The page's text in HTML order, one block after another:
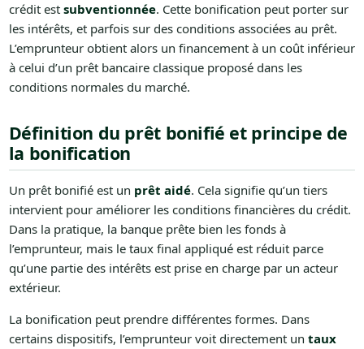
crédit est subventionnée. Cette bonification peut porter sur
les intérêts, et parfois sur des conditions associées au prêt.
L’emprunteur obtient alors un financement à un coût inférieur
à celui d’un prêt bancaire classique proposé dans les
conditions normales du marché.
Définition du prêt bonifié et principe de
la bonification
Un prêt bonifié est un prêt aidé. Cela signifie qu’un tiers
intervient pour améliorer les conditions financières du crédit.
Dans la pratique, la banque prête bien les fonds à
l’emprunteur, mais le taux final appliqué est réduit parce
qu’une partie des intérêts est prise en charge par un acteur
extérieur.
La bonification peut prendre différentes formes. Dans
certains dispositifs, l’emprunteur voit directement un taux